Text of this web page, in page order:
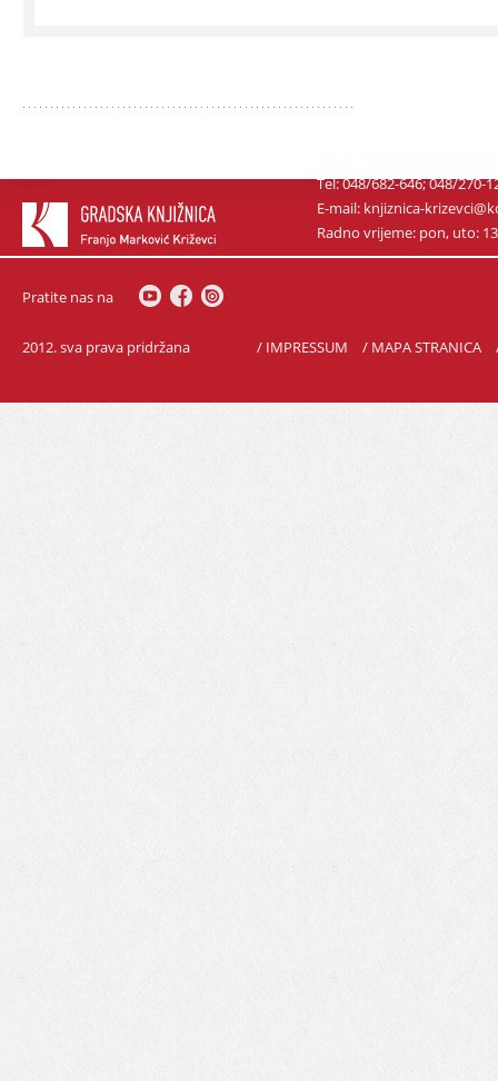
Tel: 048/682-646; 048/270-
E-mail: knjiznica-
Radno vrijeme: pon, uto:
Pratite nas na
2012. sva prava pridržana / IMPRESSUM / MAPA STRANICA